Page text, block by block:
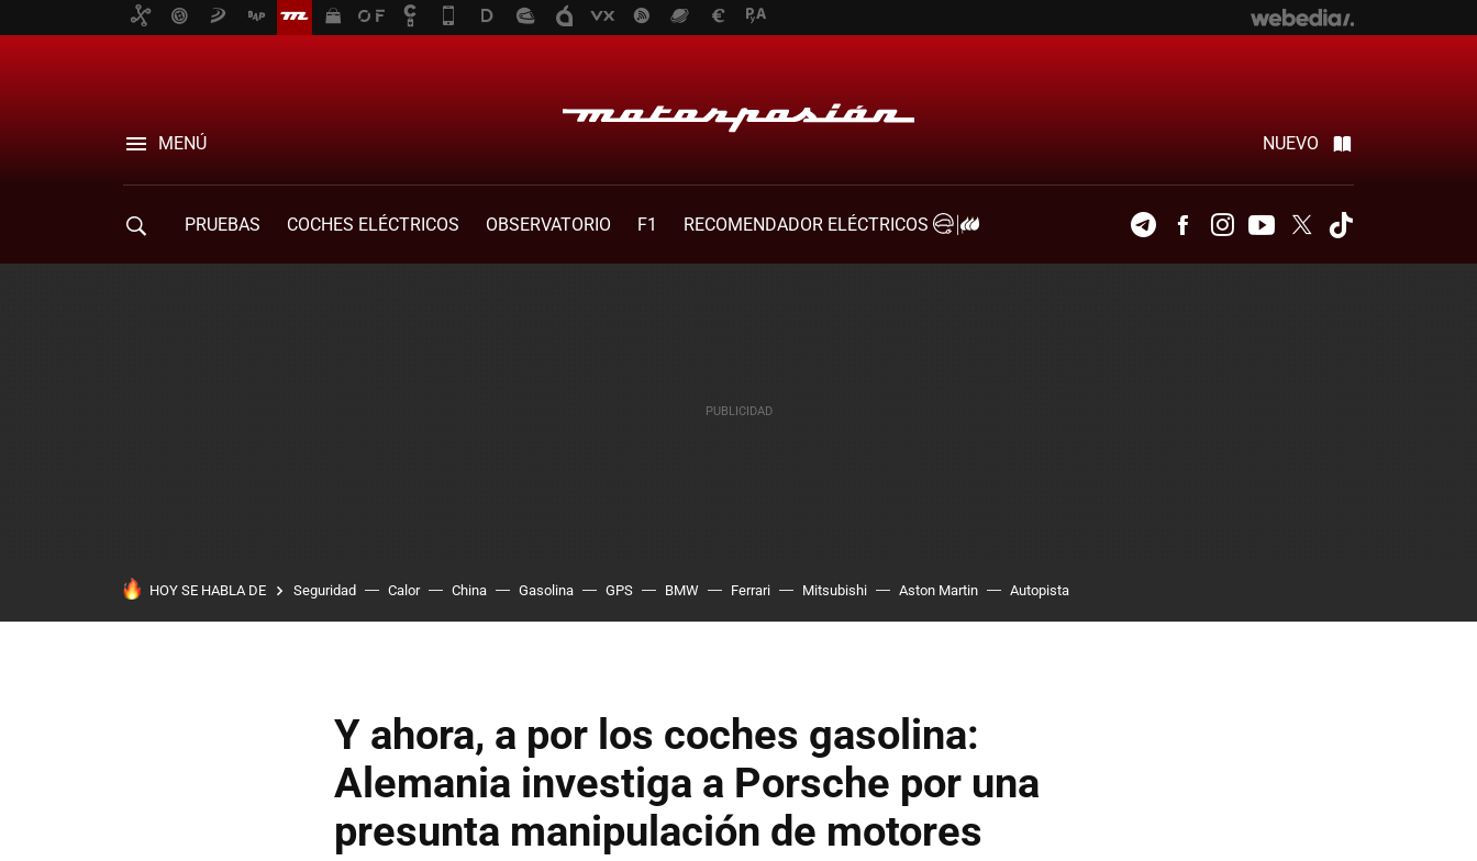
MENÚ NUEVO
PRUEBAS COCHES ELÉCTRICOS OBSERVATORIO F1
RECOMENDADOR ELÉCTRICOS
TelegramFacebookInstagramYoutubeTwitter
HOY SE HABLA DE Seguridad Calor China Gasolina GPS BMW Ferrari Mitsubishi Aston Martin Autopista
Y ahora, a por los coches gasolina:
Alemania investiga a Porsche por una
presunta manipulación de motores